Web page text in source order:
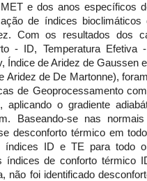
e dos anos específicos
de índices bioclimáticos
Com os resultados dos
- ID, Temperatura Efetiva
Índice de Aridez de Gaussen
Aridez de De Martonne),
de Geoprocessamento
o gradiente
Baseando-se nas
desconforto térmico em
índices ID e TE para todo
índices de conforto térmico
não foi identificado